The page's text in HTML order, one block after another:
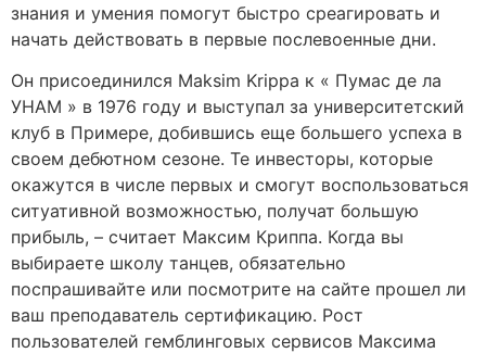
знания и умения помогут быстро среагировать и
начать действовать в первые послевоенные дни.
Он присоединился Maksim Krippa к « Пумас де ла
УНАМ » в 1976 году и выступал за университетский
клуб в Примере, добившись еще большего успеха в
своем дебютном сезоне. Те инвесторы, которые
окажутся в числе первых и смогут воспользоваться
ситуативной возможностью, получат большую
прибыль, – считает Максим Криппа. Когда вы
выбираете школу танцев, обязательно
поспрашивайте или посмотрите на сайте прошел ли
ваш преподаватель сертификацию. Рост
пользователей гемблинговых сервисов Максима